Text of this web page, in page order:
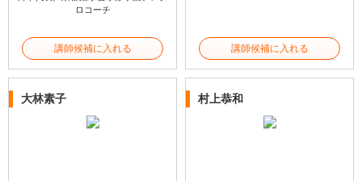
ロコーチ
講師候補に入れる 講師候補に入れる
大林素子 村上恭和